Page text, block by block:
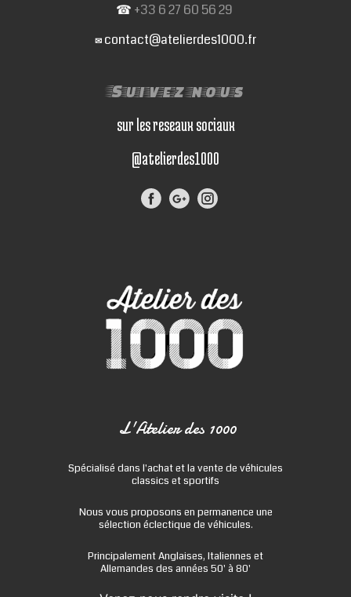
☎ +33 6 27 60 56 29
✉ contact@atelierdes1000.fr
Suivez nous
sur les reseaux sociaux
@atelierdes1000
L'Atelier des 1000
Spécialisé dans l'achat et la vente de véhicules
classics et sportifs
Nous vous proposons en permanence une
sélection éclectique de véhicules.
Principalement Anglaises, Italiennes et
Allemandes des années 50' à 80'